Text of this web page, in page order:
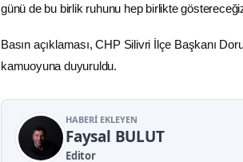
günü de bu birlik ruhunu hep birlikte
Basın açıklaması, CHP Silivri İlçe Başkanı
kamuoyuna duyuruldu.
HABERI EKLEYEN
Faysal BULUT
Editor